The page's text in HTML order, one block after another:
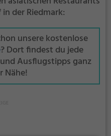
der Riedmark:
unsere kostenlose
? Dort findest du jede
Ausflugstipps ganz
Nähe!